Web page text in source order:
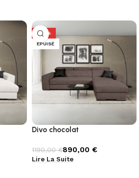
-25%
ÉPUISÉ
Divo chocolat
1190,00€890,00 €
Lire La Suite